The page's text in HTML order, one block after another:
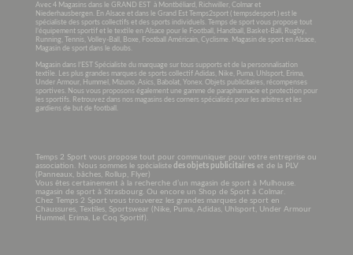
Avec 4 Magasins dans le GRAND EST à Montbéliard, Richwiller, Colmar et
Niederhausbergen. En Alsace et dans le Grand Est Temps2sport ( tempsdesport ) est le
spécialiste des sports collectifs et des sports individuels. Temps de sport vous propose tout
l’équipement sportif et le textile en Alsace pour le Football, Handball, Basket-Ball, Rugby,
Running, Tennis, Volley-Ball, Boxe, Football Américain, Cyclisme. Magasin de sport en Alsace,
Magasin de sport dans le doubs.
Magasin dans l’EST Spécialiste du marquage sur tous supports et de la personnalisation
textile. Les plus grandes marques de sports collectif Adidas, Nike, Puma, Uhlsport, Erima,
Under Armour, Hummel, Mizuno, Asics, Babolat, Yonex. Objets publicitaires, récompenses
sportives. Nous vous proposons également une gamme de parapharmacie et protection pour
les sportifs. Retrouvez dans nos magasins des corners spécialisés pour les arbitres et les
gardiens de but de football.
Temps 2 Sport vous propose tout pour communiquer pour votre entreprise ou
association. Nous sommes le spécialistedes objets publicitaireset de la PLV
(Panneaux, bâches, Rollup, Flyer)
Vous êtes certainement à la recherche d’un magasin de sport à Mulhouse.
magasin de sport à Strasbourg. Ou encore un Shop de Sport à Colmar.
Chez Temps 2 Sport vous trouverez les grandes marques de sport en
Chaussures, Textiles, Sportswear (Nike, Puma, Adidas, Uhlsport, Under Armour
Hummel, Erima, Le Coq Sportif).